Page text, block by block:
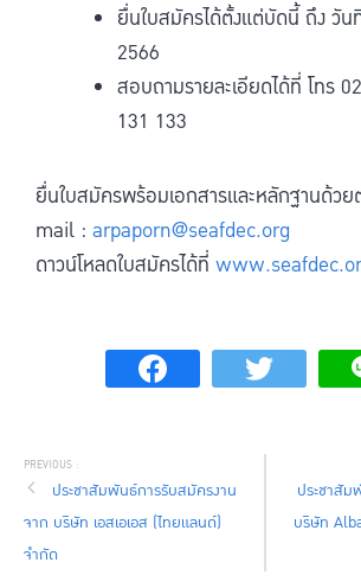
ยื่นใบสมัครได้ตั้งแต่บัดนี้ ถึง วั
2566
สอบถามรายละเอียดได้ที่ โทร
131 133
ยื่นใบสมัครพร้อมเอกสารและหลักฐานด้ว
mail : arpaporn@seafdec.org
ดาวน์โหลดใบสมัครได้ที่
ประชาสัมพันธ์การรับสมัครงาน
จาก บริษัท เอสเอเอส (ไทยแลนด์)
จำกัด
ประชาสั
บริษัท